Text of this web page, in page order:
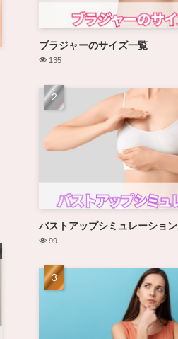
ブラジャーのサイズ一覧
135
バストアップシミュレーション
99